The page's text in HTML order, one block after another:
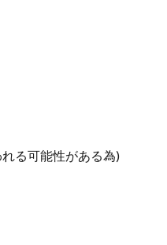
る可能性がある為)